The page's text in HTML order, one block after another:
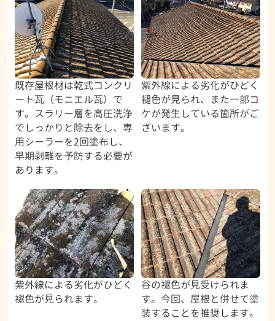
既存屋根材は乾式コンクリ
ート瓦（モニエル瓦）で
す。スラリー層を高圧洗浄
でしっかりと除去をし、専
用シーラーを2回塗布し、
早期剥離を予防する必要が
あります。
紫外線による劣化がひどく
褪色が見られ、また一部コ
ケが発生している箇所がご
ざいます。
紫外線による劣化がひどく
褪色が見られます。
谷の褪色が見受けられま
す。今回、屋根と併せて塗
装することを推奨します。